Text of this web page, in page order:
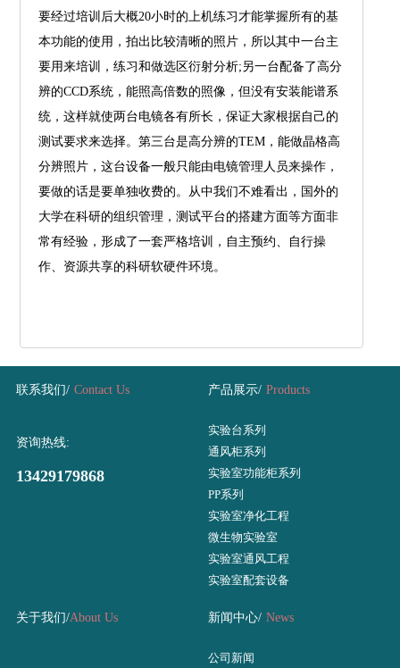
要经过培训后大概20小时的上机练习才能掌握所有的基
本功能的使用，拍出比较清晰的照片，所以其中一台主
要用来培训，练习和做选区衍射分析;另一台配备了高分
辨的CCD系统，能照高倍数的照像，但没有安装能谱系
统，这样就使两台电镜各有所长，保证大家根据自己的
测试要求来选择。第三台是高分辨的TEM，能做晶格高
分辨照片，这台设备一般只能由电镜管理人员来操作，
要做的话是要单独收费的。从中我们不难看出，国外的
大学在科研的组织管理，测试平台的搭建方面等方面非
常有经验，形成了一套严格培训，自主预约、自行操
作、资源共享的科研软硬件环境。
联系我们/ Contact Us
资询热线:
13429179868
产品展示/ Products
实验台系列
通风柜系列
实验室功能柜系列
PP系列
实验室净化工程
微生物实验室
实验室通风工程
实验室配套设备
关于我们/About Us 新闻中心/ News
公司新闻